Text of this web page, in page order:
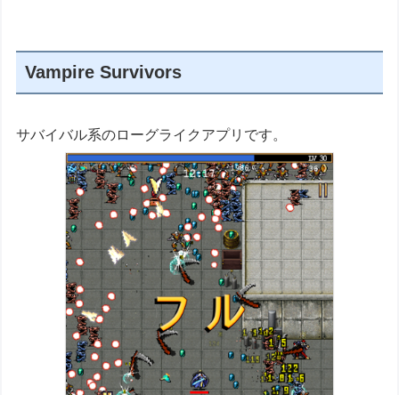
Vampire Survivors
サバイバル系のローグライクアプリです。